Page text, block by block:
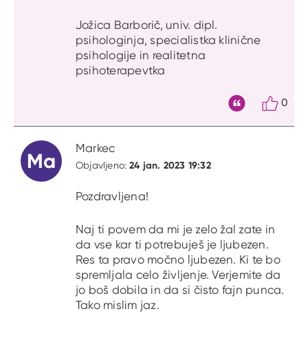
Jožica Barborič, univ. dipl.
psihologinja, specialistka klinične
psihologije in realitetna
psihoterapevtka
0
Ma
Markec
Objavljeno:24 jan. 2023 19:32
Pozdravljena!
Naj ti povem da mi je zelo žal zate in
da vse kar ti potrebuješ je ljubezen.
Res ta pravo močno ljubezen. Ki te bo
spremljala celo življenje. Verjemite da
jo boš dobila in da si čisto fajn punca.
Tako mislim jaz.